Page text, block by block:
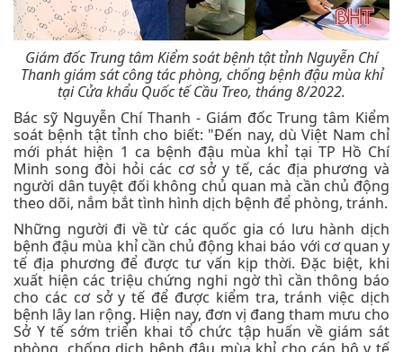
Giám đốc Trung tâm Kiểm soát bệnh tật tỉnh Nguyễn Chí
Thanh giám sát công tác phòng, chống bệnh đậu mùa khỉ
tại Cửa khẩu Quốc tế Cầu Treo, tháng 8/2022.
Bác sỹ Nguyễn Chí Thanh - Giám đốc Trung tâm Kiểm
soát bệnh tật tỉnh cho biết: "Đến nay, dù Việt Nam chỉ
mới phát hiện 1 ca bệnh đậu mùa khỉ tại TP Hồ Chí
Minh song đòi hỏi các cơ sở y tế, các địa phương và
người dân tuyệt đối không chủ quan mà cần chủ động
theo dõi, nắm bắt tình hình dịch bệnh để phòng, tránh.
Những người đi về từ các quốc gia có lưu hành dịch
bệnh đậu mùa khỉ cần chủ động khai báo với cơ quan y
tế địa phương để được tư vấn kịp thời. Đặc biệt, khi
xuất hiện các triệu chứng nghi ngờ thì cần thông báo
cho các cơ sở y tế để được kiểm tra, tránh việc dịch
bệnh lây lan rộng. Hiện nay, đơn vị đang tham mưu cho
Sở Y tế sớm triển khai tổ chức tập huấn về giám sát